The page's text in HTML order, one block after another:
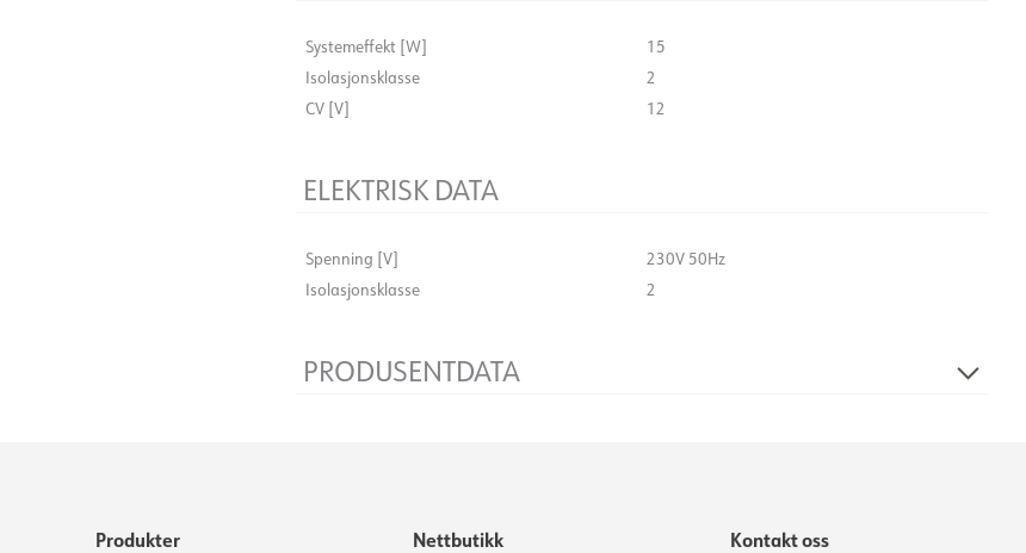
Systemeffekt [W]
15
Isolasjonsklasse
2
CV [V]
12
ELEKTRISK DATA
Spenning [V]
230V 50Hz
Isolasjonsklasse
2
PRODUSENTDATA
Produkter Nettbutikk Kontakt oss